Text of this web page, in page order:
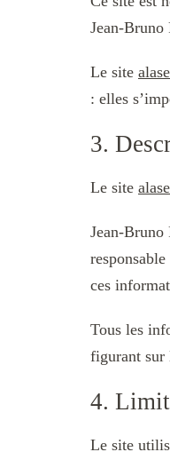
Jean-Bruno
Le site
: elles
3.
Le site
Jean-
ces
Tous les
figurant sur
4.
Le site